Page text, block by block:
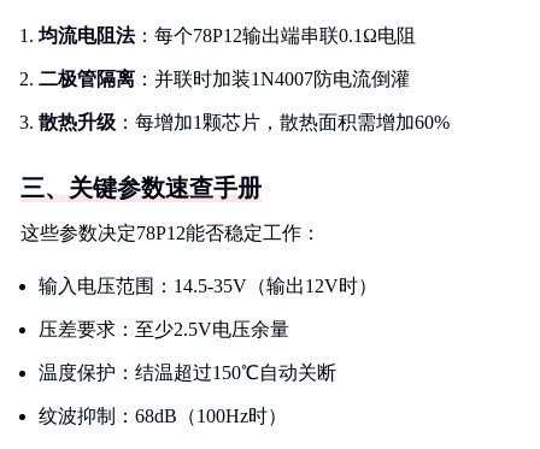
均流电阻法：每个78P12输出端串联0.1Ω电阻
二极管隔离 ：并联时加装1N4007防电流倒灌
散热升级 ：每增加1颗芯片，散热面积需增加60%
三、关键参数速查手册
这些参数决定78P12能否稳定工作：
输入电压范围：14.5-35V（输出12V时）
压差要求：至少2.5V电压余量
温度保护：结温超过150℃自动关断
纹波抑制：68dB（100Hz时）